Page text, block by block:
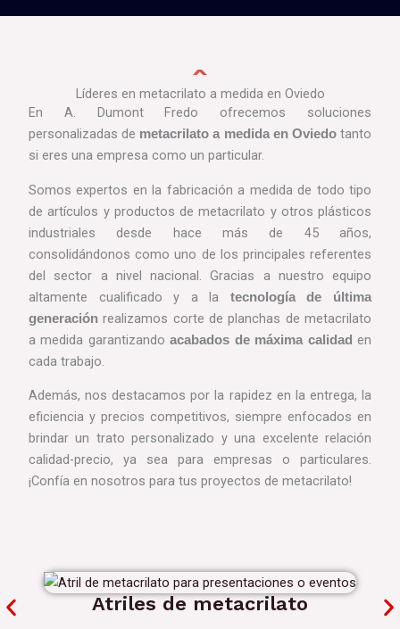
Líderes en metacrilato a medida en Oviedo
En A. Dumont Fredo ofrecemos soluciones
personalizadas de metacrilato a medida en Oviedotanto
si eres una empresa como un particular.
Somos expertos en la fabricación a medida de todo tipo
de artículos y productos de metacrilato y otros plásticos
industriales desde hace más de 45 años,
consolidándonos como uno de los principales referentes
del sector a nivel nacional. Gracias a nuestro equipo
altamente cualificado y a la tecnología de última
generaciónrealizamos corte de planchas de metacrilato
a medida garantizandoacabados de máxima calidad en
cada trabajo.
Además, nos destacamos por la rapidez en la entrega, la
eficiencia y precios competitivos, siempre enfocados en
brindar un trato personalizado y una excelente relación
calidad-precio, ya sea para empresas o particulares.
¡Confía en nosotros para tus proyectos de metacrilato!
Atriles de metacrilato